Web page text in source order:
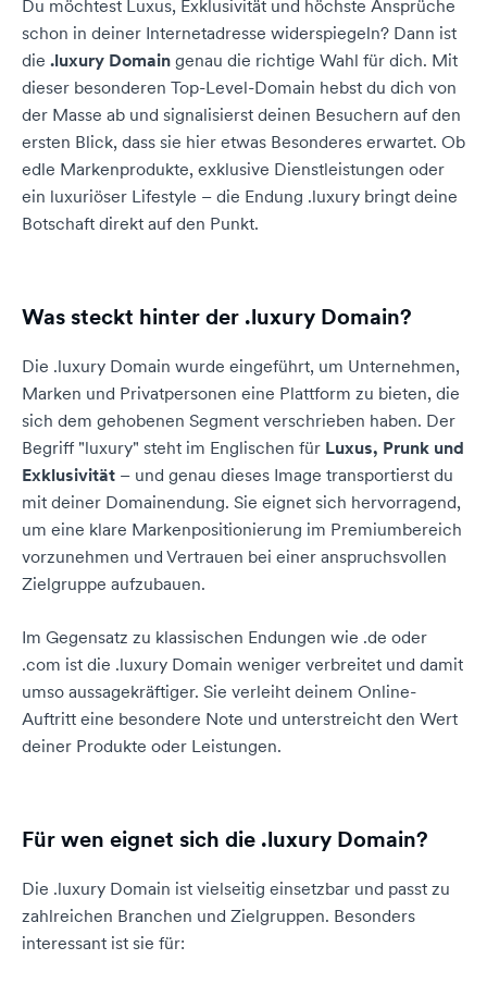
Du möchtest Luxus, Exklusivität und höchste Ansprüche
schon in deiner Internetadresse widerspiegeln? Dann ist
die .luxury Domain genau die richtige Wahl für dich. Mit
dieser besonderen Top-Level-Domain hebst du dich von
der Masse ab und signalisierst deinen Besuchern auf den
ersten Blick, dass sie hier etwas Besonderes erwartet. Ob
edle Markenprodukte, exklusive Dienstleistungen oder
ein luxuriöser Lifestyle – die Endung .luxury bringt deine
Botschaft direkt auf den Punkt.
Was steckt hinter der .luxury Domain?
Die .luxury Domain wurde eingeführt, um Unternehmen,
Marken und Privatpersonen eine Plattform zu bieten, die
sich dem gehobenen Segment verschrieben haben. Der
Begriff "luxury" steht im Englischen für Luxus, Prunk und
Exklusivität – und genau dieses Image transportierst du
mit deiner Domainendung. Sie eignet sich hervorragend,
um eine klare Markenpositionierung im Premiumbereich
vorzunehmen und Vertrauen bei einer anspruchsvollen
Zielgruppe aufzubauen.
Im Gegensatz zu klassischen Endungen wie .de oder
.com ist die .luxury Domain weniger verbreitet und damit
umso aussagekräftiger. Sie verleiht deinem Online-
Auftritt eine besondere Note und unterstreicht den Wert
deiner Produkte oder Leistungen.
Für wen eignet sich die .luxury Domain?
Die .luxury Domain ist vielseitig einsetzbar und passt zu
zahlreichen Branchen und Zielgruppen. Besonders
interessant ist sie für: